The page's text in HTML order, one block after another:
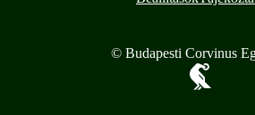
© Budapesti Corvinus